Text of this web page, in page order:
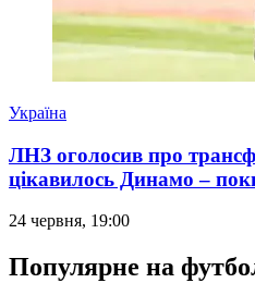
Україна
ЛНЗ оголосив про
цікавилось Динамо –
24 червня, 19:00
Популярне на